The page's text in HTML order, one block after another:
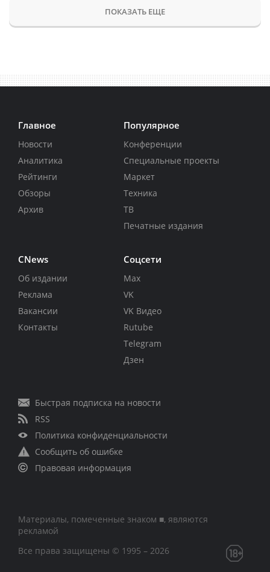
ПОКАЗАТЬ ЕЩЕ
Главное
Новости
Аналитика
Рейтинги
Обзоры
Архив
Популярное
Конференции
Специальные проекты
Маркет
Техника
ТВ
Печатные издания
CNews
Об издании
Реклама
Вакансии
Контакты
Соцсети
Max
VK
VK Видео
Rutube
Telegram
Дзен
Быстрая подписка на новости
RSS
Политика конфиденциальности
Сообщить об ошибке
Правовая информация
Материалы, помеченные знаком ■, являются
рекламой
Все права защищены © 1995 – 2026